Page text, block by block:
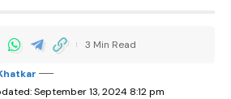
September 13, 2024 8:12 pm
3 Min Read